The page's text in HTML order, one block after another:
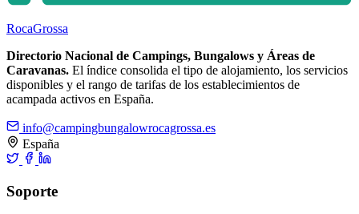
RocaGrossa
Directorio Nacional de Campings, Bungalows y Áreas de
Caravanas. El índice consolida el tipo de alojamiento, los servicios
disponibles y el rango de tarifas de los establecimientos de
acampada activos en España.
info@campingbungalowrocagrossa.es
España
Soporte